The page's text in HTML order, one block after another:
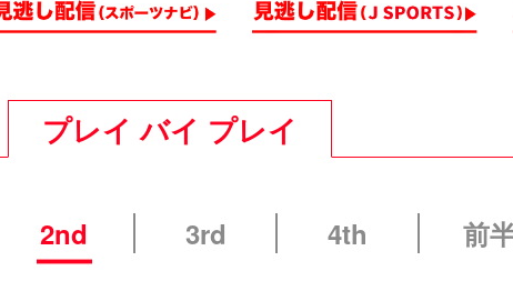
プレイ バイ プレイ
2nd 3rd 4th 前